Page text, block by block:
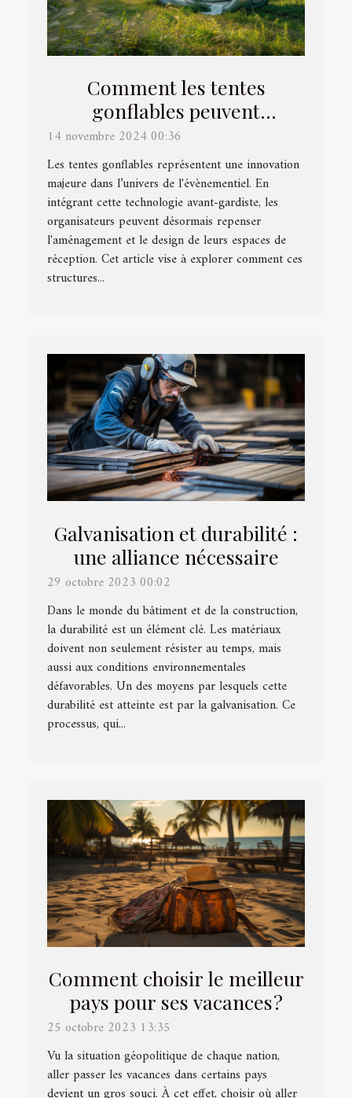
Comment les tentes
gonflables peuvent
révolutionner vos
évènements
14 novembre 2024 00:36
Les tentes gonflables représentent une innovation
majeure dans l’univers de l'évènementiel. En
intégrant cette technologie avant-gardiste, les
organisateurs peuvent désormais repenser
l'aménagement et le design de leurs espaces de
réception. Cet article vise à explorer comment ces
structures...
Galvanisation et durabilité :
une alliance nécessaire
29 octobre 2023 00:02
Dans le monde du bâtiment et de la construction,
la durabilité est un élément clé. Les matériaux
doivent non seulement résister au temps, mais
aussi aux conditions environnementales
défavorables. Un des moyens par lesquels cette
durabilité est atteinte est par la galvanisation. Ce
processus, qui...
Comment choisir le meilleur
pays pour ses vacances ?
25 octobre 2023 13:35
Vu la situation géopolitique de chaque nation,
aller passer les vacances dans certains pays